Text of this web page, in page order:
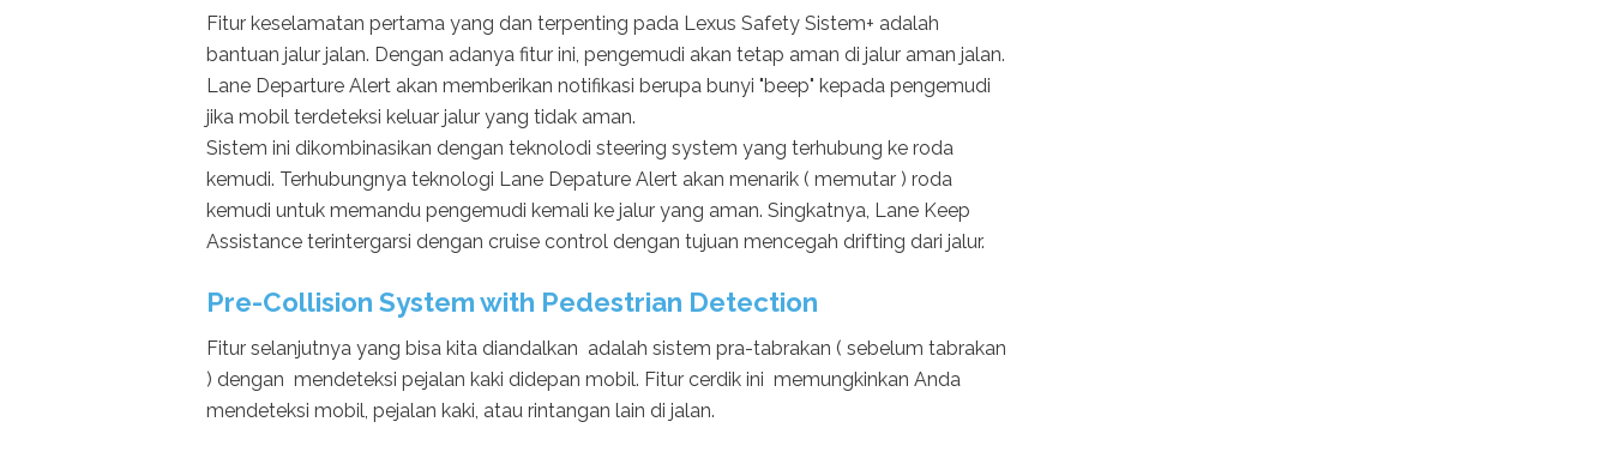
Fitur keselamatan pertama yang dan terpenting pada Lexus Safety Sistem+ adalah
bantuan jalur jalan. Dengan adanya fitur ini, pengemudi akan tetap aman di jalur aman jalan.
Lane Departure Alert akan memberikan notifikasi berupa bunyi "beep" kepada pengemudi
jika mobil terdeteksi keluar jalur yang tidak aman.
Sistem ini dikombinasikan dengan teknolodi steering system yang terhubung ke roda
kemudi. Terhubungnya teknologi Lane Depature Alert akan menarik ( memutar ) roda
kemudi untuk memandu pengemudi kemali ke jalur yang aman. Singkatnya, Lane Keep
Assistance terintergarsi dengan cruise control dengan tujuan mencegah drifting dari jalur.
Pre-Collision System with Pedestrian Detection
Fitur selanjutnya yang bisa kita diandalkan adalah sistem pra-tabrakan ( sebelum tabrakan
) dengan mendeteksi pejalan kaki didepan mobil. Fitur cerdik ini memungkinkan Anda
mendeteksi mobil, pejalan kaki, atau rintangan lain di jalan.